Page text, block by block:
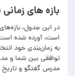
بازه های زمانی
در این جدول،
است، آورده شده است.
به زمان‌بندی خود
توافقی بین شما و
مدرس گفتگو و